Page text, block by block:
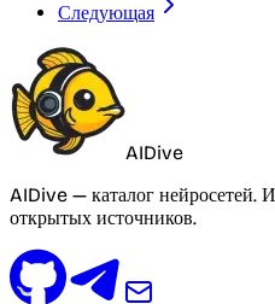
Следующая
AIDive
AIDive — каталог нейросетей.
открытых источников.